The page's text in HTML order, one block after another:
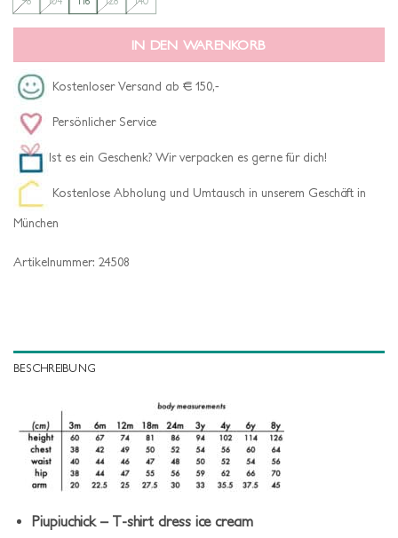
IN DEN WARENKORB
Kostenloser Versand ab € 150,-
Persönlicher Service
Ist es ein Geschenk? Wir verpacken es gerne für dich!
Kostenlose Abholung und Umtausch in unserem Geschäft in
München
Artikelnummer: 24508
BESCHREIBUNG
Piupiuchick – T-shirt dress ice cream